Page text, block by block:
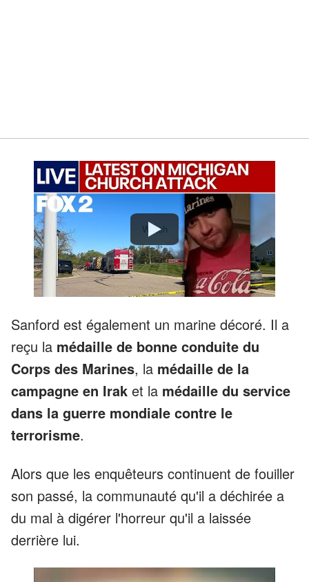
Watch
Sanford est également un marine décoré. Il a
reçu la médaille de bonne conduite du
Corps des Marines, la médaille de la
campagne en Irak et la médaille du service
dans la guerre mondiale contre le
terrorisme.
Alors que les enquêteurs continuent de fouiller
son passé, la communauté qu'il a déchirée a
du mal à digérer l'horreur qu'il a laissée
derrière lui.